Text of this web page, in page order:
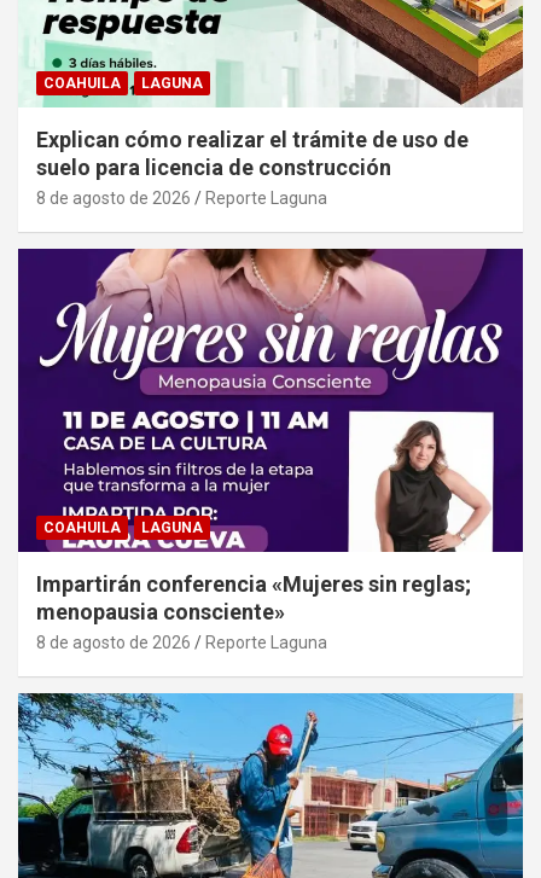
COAHUILA LAGUNA
Explican cómo realizar el trámite de uso de
suelo para licencia de construcción
8 de agosto de 2026 Reporte Laguna
COAHUILA LAGUNA
Impartirán conferencia «Mujeres sin reglas;
menopausia consciente»
8 de agosto de 2026 Reporte Laguna